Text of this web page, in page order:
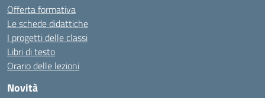
Offerta formativa
Le schede didattiche
I progetti delle classi
Libri di testo
Orario delle lezioni
Novità